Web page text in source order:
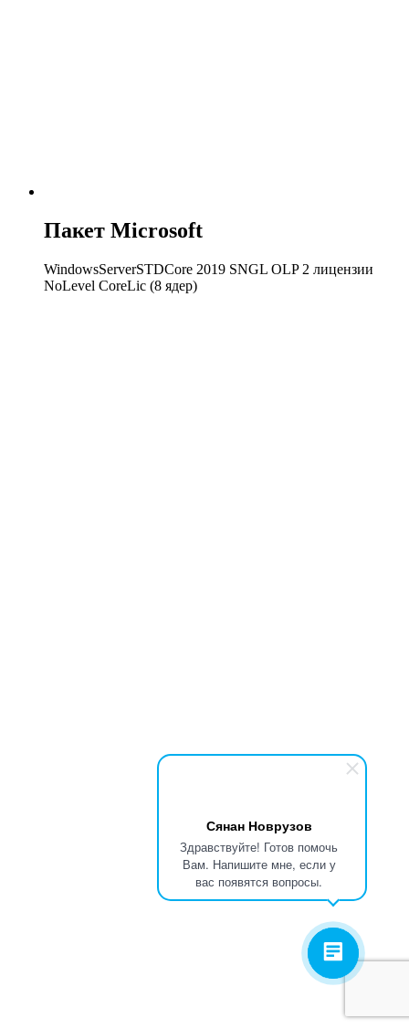
Сянан Новрузов
Здравствуйте! Готов помочь
Вам. Напишите мне, если у
вас появятся вопросы.
Пакет Microsoft
WindowsServerSTDCore 2019 SNGL OLP 2 лицензии
NoLevel CoreLic (8 ядер)